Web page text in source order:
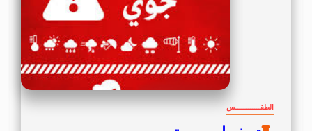
الطقــــــــــــس